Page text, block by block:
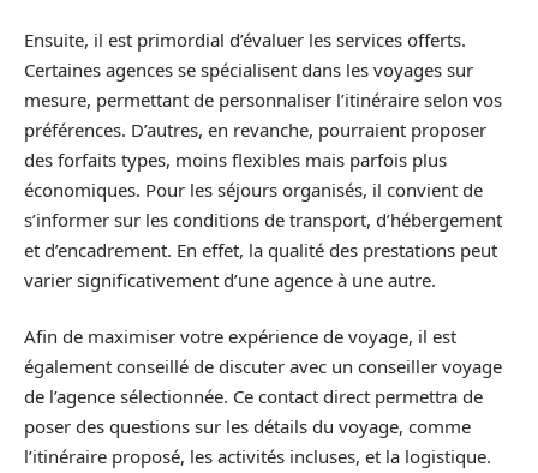
Ensuite, il est primordial d’évaluer les services offerts.
Certaines agences se spécialisent dans les voyages sur
mesure, permettant de personnaliser l’itinéraire selon vos
préférences. D’autres, en revanche, pourraient proposer
des forfaits types, moins flexibles mais parfois plus
économiques. Pour les séjours organisés, il convient de
s’informer sur les conditions de transport, d’hébergement
et d’encadrement. En effet, la qualité des prestations peut
varier significativement d’une agence à une autre.
Afin de maximiser votre expérience de voyage, il est
également conseillé de discuter avec un conseiller voyage
de l’agence sélectionnée. Ce contact direct permettra de
poser des questions sur les détails du voyage, comme
l’itinéraire proposé, les activités incluses, et la logistique.